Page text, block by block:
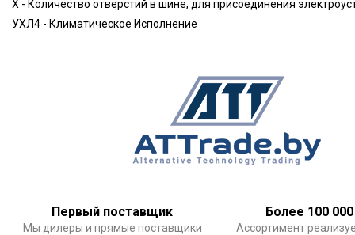
Х - Количество отверстий в шине, для присоединения
УХЛ4 - Климатическое Исполнение
Первый поставщик
Мы дилеры и прямые поставщики
Более 100
Ассортимент